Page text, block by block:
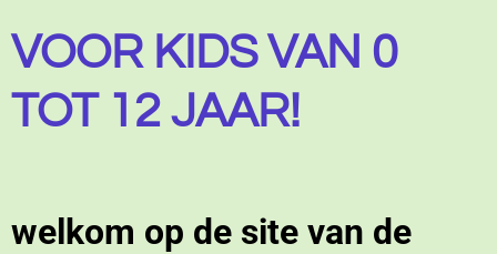
e
b
o
o
VOOR KIDS VAN 0
TOT 12 JAAR!
welkom op de site van de